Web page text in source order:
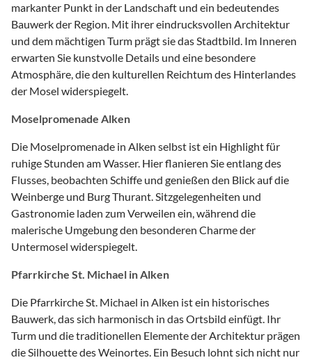
markanter Punkt in der Landschaft und ein bedeutendes
Bauwerk der Region. Mit ihrer eindrucksvollen Architektur
und dem mächtigen Turm prägt sie das Stadtbild. Im Inneren
erwarten Sie kunstvolle Details und eine besondere
Atmosphäre, die den kulturellen Reichtum des Hinterlandes
der Mosel widerspiegelt.
Moselpromenade Alken
Die Moselpromenade in Alken selbst ist ein Highlight für
ruhige Stunden am Wasser. Hier flanieren Sie entlang des
Flusses, beobachten Schiffe und genießen den Blick auf die
Weinberge und Burg Thurant. Sitzgelegenheiten und
Gastronomie laden zum Verweilen ein, während die
malerische Umgebung den besonderen Charme der
Untermosel widerspiegelt.
Pfarrkirche St. Michael in Alken
Die Pfarrkirche St. Michael in Alken ist ein historisches
Bauwerk, das sich harmonisch in das Ortsbild einfügt. Ihr
Turm und die traditionellen Elemente der Architektur prägen
die Silhouette des Weinortes. Ein Besuch lohnt sich nicht nur